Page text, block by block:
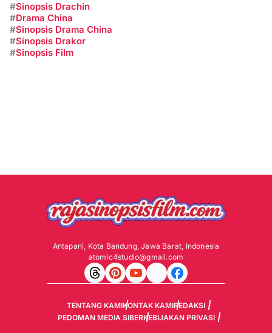
#Sinopsis Drachin
#Drama China
#Sinopsis Drama China
#Sinopsis Drakor
#Sinopsis Film
Antapani, Kota Bandung, Jawa Barat, Indonesia
atomic4studio@gmail.com
TENTANG KAMIKONTAK KAMIREDAKSI
PEDOMAN MEDIA SIBERKEBIJAKAN PRIVASI